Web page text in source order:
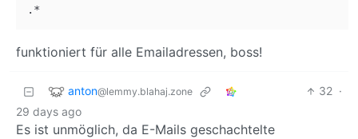
funktioniert für alle Emailadressen, boss!
anton@lemmy.blahaj.zone 32 ·
29 days ago
Es ist unmöglich, da E-Mails geschachtelte